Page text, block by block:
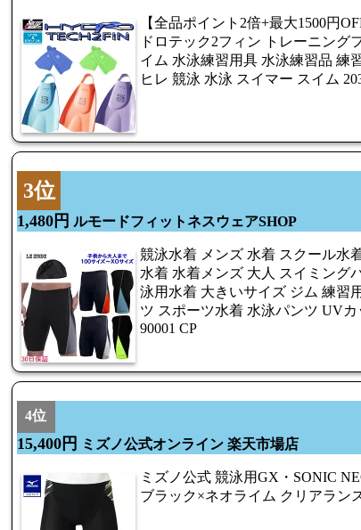
【全品ポイント2倍+最大1500円
ドロテック2フィン トレーニング
イム 水泳練習用具 水泳練習品 練
ヒレ 競泳 水泳 スイマー スイム
3位
1,480円 ルモードフィットネスウェアSHOP
競泳水着 メンズ 水着 スクール水
水着 水着メンズ 大人 スイミング
泳用水着 大きいサイズ ジム 練習
ツ スポーツ水着 水泳パンツ UV
90001 CP
4位
15,400円 ミズノ公式オンライン 楽天市場店
ミズノ公式 競泳用GX・SONIC
ブラック×ネオライム クリアラン